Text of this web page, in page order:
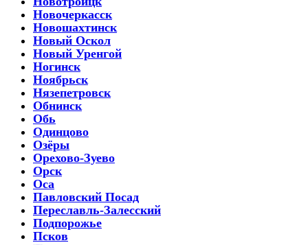
Новочеркасск
Новошахтинск
Новый Оскол
Новый Уренгой
Ногинск
Ноябрьск
Нязепетровск
Обнинск
Обь
Одинцово
Озёры
Орехово-Зуево
Орск
Оса
Павловский Посад
Переславль-Залесский
Подпорожье
Псков